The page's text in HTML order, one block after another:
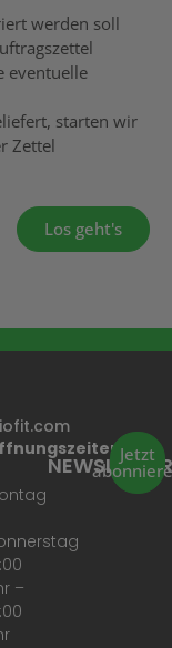
werden soll
eventuelle
starten wir
Zettel
Los geht's
–
NEWSLETTER
Jetzt